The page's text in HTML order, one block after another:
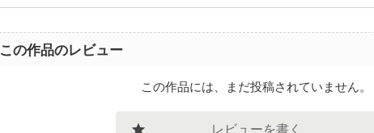
この作品のレビュー
この作品には、まだ投稿されていません。
レビューを書く